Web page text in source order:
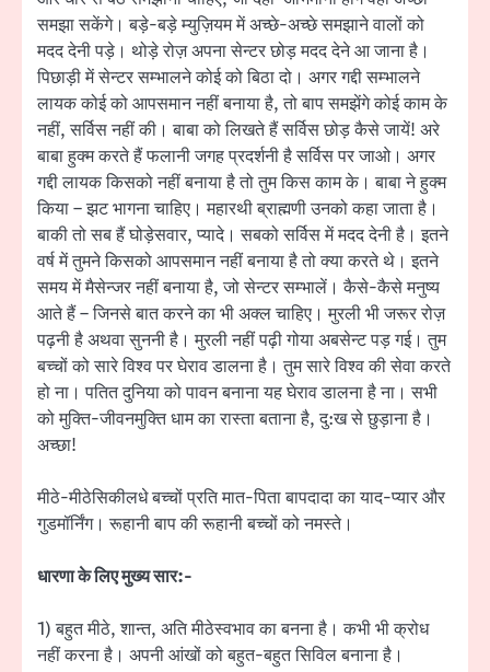
समझा सकेंगे। बड़े-बड़े म्युज़ियम में अच्छे-अच्छे समझाने वालों को
मदद देनी पड़े। थोड़े रोज़ अपना सेन्टर छोड़ मदद देने आ जाना है।
पिछाड़ी में सेन्टर सम्भालने कोई को बिठा दो। अगर गद्दी सम्भालने
लायक कोई को आपसमान नहीं बनाया है, तो बाप समझेंगे कोई काम के
नहीं, सर्विस नहीं की। बाबा को लिखते हैं सर्विस छोड़ कैसे जायें! अरे
बाबा हुक्म करते हैं फलानी जगह प्रदर्शनी है सर्विस पर जाओ। अगर
गद्दी लायक किसको नहीं बनाया है तो तुम किस काम के। बाबा ने हुक्म
किया – झट भागना चाहिए। महारथी ब्राह्मणी उनको कहा जाता है।
बाकी तो सब हैं घोड़ेसवार, प्यादे। सबको सर्विस में मदद देनी है। इतने
वर्ष में तुमने किसको आपसमान नहीं बनाया है तो क्या करते थे। इतने
समय में मैसेन्जर नहीं बनाया है, जो सेन्टर सम्भालें। कैसे-कैसे मनुष्य
आते हैं – जिनसे बात करने का भी अक्ल चाहिए। मुरली भी जरूर रोज़
पढ़नी है अथवा सुननी है। मुरली नहीं पढ़ी गोया अबसेन्ट पड़ गई। तुम
बच्चों को सारे विश्व पर घेराव डालना है। तुम सारे विश्व की सेवा करते
हो ना। पतित दुनिया को पावन बनाना यह घेराव डालना है ना। सभी
को मुक्ति-जीवनमुक्ति धाम का रास्ता बताना है, दु:ख से छुड़ाना है।
अच्छा!
मीठे-मीठेसिकीलधे बच्चों प्रति मात-पिता बापदादा का याद-प्यार और
गुडमॉर्निंग। रूहानी बाप की रूहानी बच्चों को नमस्ते।
धारणा के लिए मुख्य सार:-
1) बहुत मीठे, शान्त, अति मीठेस्वभाव का बनना है। कभी भी क्रोध
नहीं करना है। अपनी आंखों को बहुत-बहुत सिविल बनाना है।